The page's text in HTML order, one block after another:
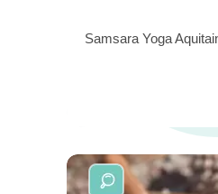
Samsara Yoga